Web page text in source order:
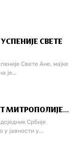
СВЕТЕ
Свете Ане, мајке
је...
МИТРОПОЛИЈЕ...
Србије
у јавности у...